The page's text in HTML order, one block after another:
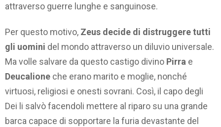
attraverso guerre lunghe e sanguinose.
Per questo motivo, Zeus decide di distruggere tutti
gli uomini del mondo attraverso un diluvio universale.
Ma volle salvare da questo castigo divino Pirra e
Deucalione che erano marito e moglie, nonché
virtuosi, religiosi e onesti sovrani. Così, il capo degli
Dei li salvò facendoli mettere al riparo su una grande
barca capace di sopportare la furia devastante del